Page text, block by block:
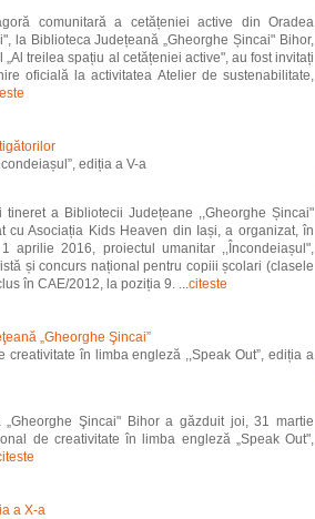
comunitară a cetățeniei active din Oradea
la Biblioteca Județeană „Gheorghe Șincai" Bihor,
treilea spațiu al cetățeniei active", au fost invitați
oficială la activitatea Atelier de sustenabilitate,
ediția a V-a
a Bibliotecii Județeane ,,Gheorghe Șincai"
cu Asociația Kids Heaven din Iași, a organizat, în
aprilie 2016, proiectul umanitar ,,Încondeiașul",
și concurs național pentru copiii școlari (clasele
în CAE/2012, la poziția 9. ...citeste
„Gheorghe Şincai”
creativitate în limba engleză ,,Speak Out”, ediția a
„Gheorghe Şincai" Bihor a găzduit joi, 31 martie
de creativitate în limba engleză „Speak Out",
a X-a